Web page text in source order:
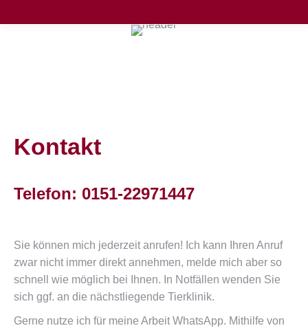
Kontakt
Telefon: 0151-22971447
Sie können mich jederzeit anrufen! Ich kann Ihren Anruf
zwar nicht immer direkt annehmen, melde mich aber so
schnell wie möglich bei Ihnen. In Notfällen wenden Sie
sich ggf. an die nächstliegende Tierklinik.
Gerne nutze ich für meine Arbeit WhatsApp. Mithilfe von